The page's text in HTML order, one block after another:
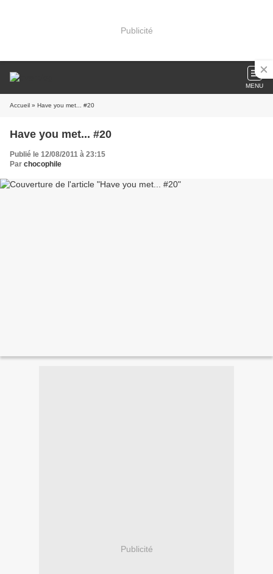
Publicité
MENU
Accueil » Have you met... #20
Have you met... #20
Publié le 12/08/2011 à 23:15
Par chocophile
Publicité